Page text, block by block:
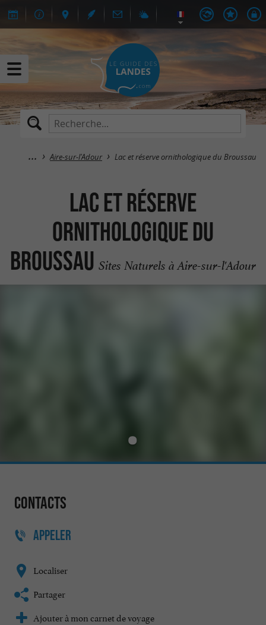
Aire-sur-l'Adour Lac et réserve ornithologique du Broussau
Lac et réserve
ornithologique du
Broussau Sites Naturels à Aire-sur-l'Adour
Contacts
APPELER
Localiser
Partager
Ajouter à mon carnet de voyage